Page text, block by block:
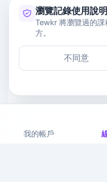
我的帳戶
瀏覽記錄使用說明
Tewkr 將瀏覽過的
方。
不同意